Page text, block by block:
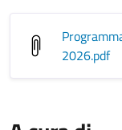
2026.pdf